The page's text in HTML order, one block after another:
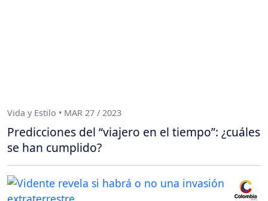
Vida y Estilo • MAR 27 / 2023
Predicciones del “viajero en el tiempo”: ¿cuáles
se han cumplido?